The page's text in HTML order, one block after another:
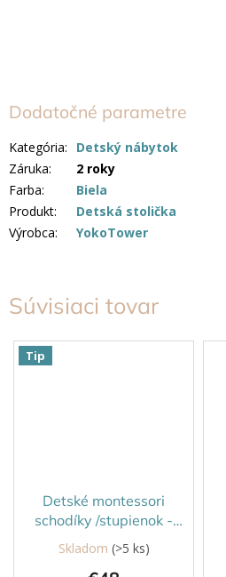
Súvisiaci tovar
Tip
Detské montessori
schodíky /stupienok -
biela/lakovaná
Skladom (>5 ks)
Dodatočné parametre
Kategória:
Detský nábytok
Záruka:
2 roky
Farba:
Biela
Produkt:
Detská stolička
Výrobca: YokoTower